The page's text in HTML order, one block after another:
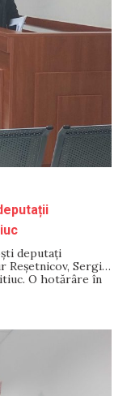
deputați
Sergiu
O hotărâre în
Chișinău,
pentru IPN de